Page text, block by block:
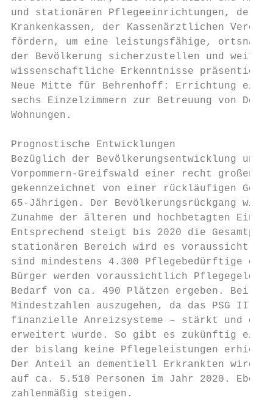
und stationären Pflegeeinrichtungen, der
Krankenkassen, der Kassenärztlichen
fördern, um eine leistungsfähige, ortsnahe
der Bevölkerung sicherzustellen und
wissenschaftliche Erkenntnisse präsentiert.
Neue Mitte für Behrenhoff: Errichtung eines
sechs Einzelzimmern zur Betreuung von
Wohnungen.
Prognostische Entwicklungen
Bezüglich der Bevölkerungsentwicklung
Vorpommern-Greifswald einer recht großen
gekennzeichnet von einer rückläufigen
65-Jährigen. Der Bevölkerungsrückgang
Zunahme der älteren und hochbetagten
Entsprechend steigt bis 2020 die
stationären Bereich wird es
sind mindestens 4.300 Pflegebedürftige
Bürger werden voraussichtlich Pflegegeld
Bedarf von ca. 490 Plätzen ergeben. Bei
Mindestzahlen auszugehen, da das PSG II
finanzielle Anreizsysteme – stärkt und der
erweitert wurde. So gibt es zukünftig
der bislang keine Pflegeleistungen erhielt
Der Anteil an dementiell Erkrankten wird
auf ca. 5.510 Personen im Jahr 2020.
zahlenmäßig steigen.